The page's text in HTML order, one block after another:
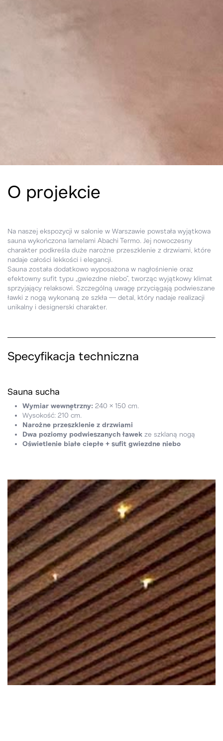
O projekcie
Na naszej ekspozycji w salonie w Warszawie powstała wyjątkowa
sauna wykończona lamelami Abachi Termo. Jej nowoczesny
charakter podkreśla duże narożne przeszklenie z drzwiami, które
nadaje całości lekkości i elegancji.
Sauna została dodatkowo wyposażona w nagłośnienie oraz
efektowny sufit typu „gwiezdne niebo”, tworząc wyjątkowy klimat
sprzyjający relaksowi. Szczególną uwagę przyciągają podwieszane
ławki z nogą wykonaną ze szkła — detal, który nadaje realizacji
unikalny i designerski charakter.
Specyfikacja techniczna
Sauna sucha
Wymiar wewnętrzny: 240 × 150 cm.
Wysokość: 210 cm.
Narożne przeszklenie z drzwiami
Dwa poziomy podwieszanych ławek ze szklaną nogą
Oświetlenie białe ciepłe + sufit gwiezdne niebo